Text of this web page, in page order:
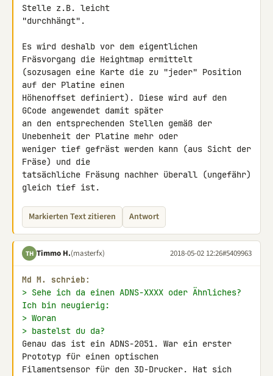
Stelle z.B. leicht
"durchhängt".
Es wird deshalb vor dem eigentlichen
Fräsvorgang die Heightmap ermittelt
(sozusagen eine Karte die zu "jeder" Position
auf der Platine einen
Höhenoffset definiert). Diese wird auf den
GCode angewendet damit später
an den entsprechenden Stellen gemäß der
Unebenheit der Platine mehr oder
weniger tief gefräst werden kann (aus Sicht der
Fräse) und die
tatsächliche Fräsung nachher überall (ungefähr)
gleich tief ist.
Markierten Text zitieren Antwort
TH Timmo H.(masterfx) 2018-05-02 12:26#5409963
Md M. schrieb:
> Sehe ich da einen ADNS-XXXX oder Ähnliches?
Ich bin neugierig:
> Woran
> bastelst du da?
Genau das ist ein ADNS-2051. War ein erster
Prototyp für einen optischen
Filamentsensor für den 3D-Drucker. Hat sich